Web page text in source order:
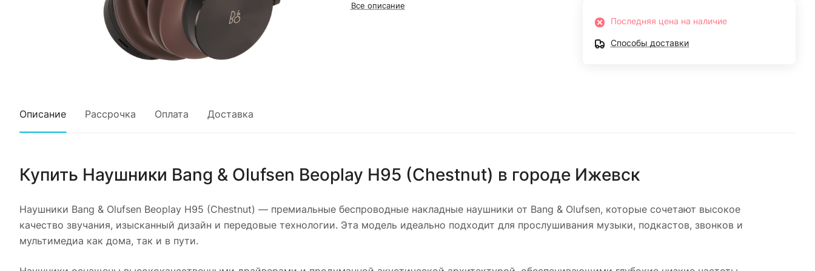
Все описание
Последняя цена на наличие
Способы доставки
Описание Рассрочка Оплата Доставка
Купить Наушники Bang & Olufsen Beoplay H95 (Chestnut) в городе Ижевск
Наушники Bang & Olufsen Beoplay H95 (Chestnut) — премиальные беспроводные накладные наушники от Bang & Olufsen, которые сочетают высокое
качество звучания, изысканный дизайн и передовые технологии. Эта модель идеально подходит для прослушивания музыки, подкастов, звонков и
мультимедиа как дома, так и в пути.